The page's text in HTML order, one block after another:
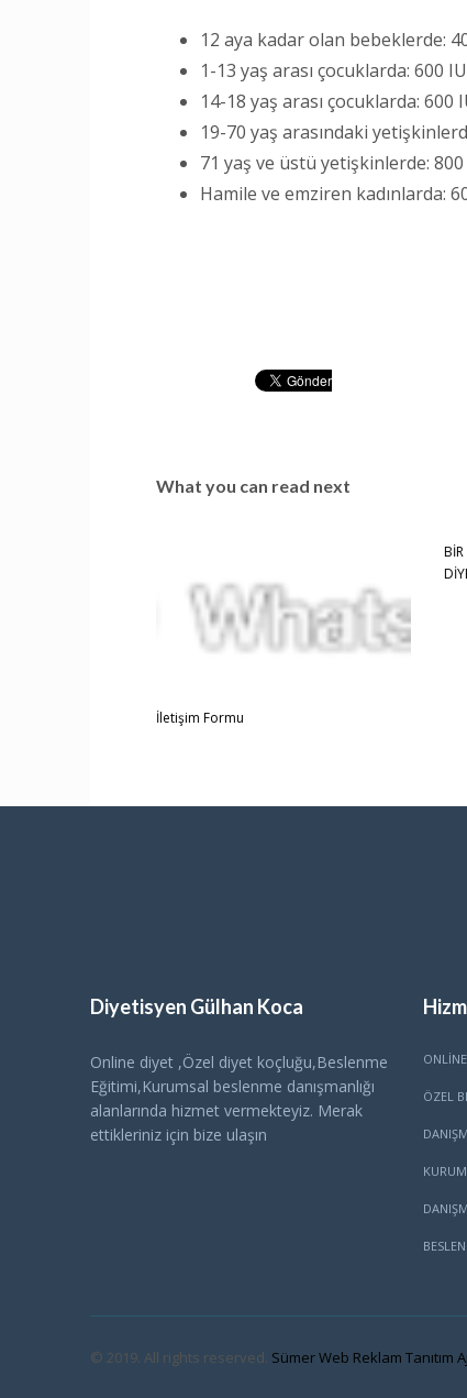
12 aya kadar olan bebeklerde:
1-13 yaş arası çocuklarda: 600 IU
14-18 yaş arası çocuklarda: 600
19-70 yaş arasındaki
71 yaş ve üstü yetişkinlerde: 800
Hamile ve emziren kadınlarda:
What you can read next
İletişim Formu
Diyetisyen Gülhan Koca
Online diyet ,Özel diyet koçluğu,Beslenme
Eğitimi,Kurumsal beslenme danışmanlığı
alanlarında hizmet vermekteyiz. Merak
ettikleriniz için bize ulaşın
ÖZEL
© 2019. All rights reserved. Sümer Web Reklam Tanıtım